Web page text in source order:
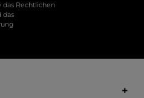
das Rechtlichen
das